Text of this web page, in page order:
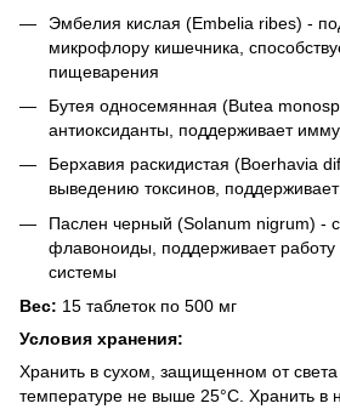
Эмбелия кислая (Embelia ribes) -
микрофлору кишечника,
пищеварения
Бутея односемянная (Butea
антиоксиданты, поддерживает
Берхавия раскидистая (Boerhavia
выведению токсинов,
Паслен черный (Solanum nigrum) -
флавоноиды, поддерживает
системы
Вес: 15 таблеток по 500 мг
Условия хранения:
Хранить в сухом, защищенном от
температуре не выше 25°C. Хранить в